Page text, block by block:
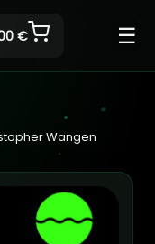
€ ☰
Wangen